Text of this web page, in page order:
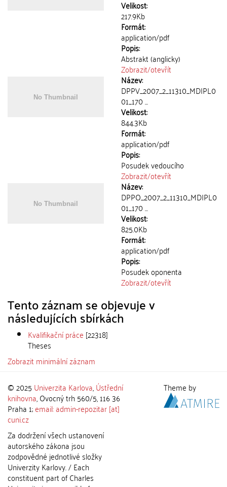
Velikost:
217.9Kb
Formát:
application/pdf
Popis:
Abstrakt (anglicky)
Zobrazit/otevřít
Název:
DPPV_2007_2_11310_MDIPL0
01_170 ...
Velikost:
844.3Kb
Formát:
application/pdf
Popis:
Posudek vedoucího
Zobrazit/otevřít
Název:
DPPO_2007_2_11310_MDIPL0
01_170 ...
Velikost:
825.0Kb
Formát:
application/pdf
Popis:
Posudek oponenta
Zobrazit/otevřít
Tento záznam se objevuje v
následujících sbírkách
Kvalifikační práce [22318]
Theses
Zobrazit minimální záznam
© 2025 Univerzita Karlova,Ústřední
knihovna, Ovocný trh 560/5, 116 36
Praha 1;email: admin-repozitar [at]
cuni.cz
Za dodržení všech ustanovení
autorského zákona jsou
zodpovědné jednotlivé složky
Univerzity Karlovy. / Each
constituent part of Charles
Theme by